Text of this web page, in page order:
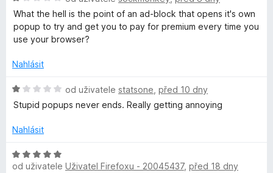
k
P
l
u
s
:
z
o
c
e
í
5
z
o
d
n
c
n
1
5
What the hell is the point of an ad-block that opens it's own
popup to try and get you to pay for premium every time you
use your browser?
Nahlásit
H
o
n
c
e
od uživatele statsone před 10 dny
Stupid popups never ends. Really getting annoying
Nahlásit
H
o
od uživatele Uživatel Firefoxu - 20045437, před 18 dny